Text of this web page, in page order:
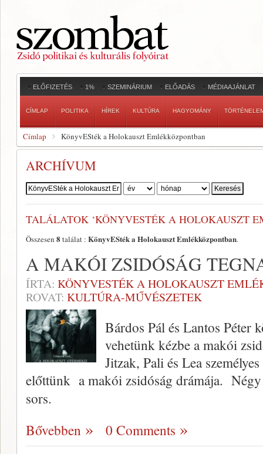
ELŐFIZETÉS 1% SZEMINÁRIUM ELŐADÁS MÉDIAAJÁNLAT
CÍMLAP POLITIKA HÍREK KULTÚRA HAGYOMÁNY
Címlap KönyvESték a Holokauszt Emlékközpontban
ARCHÍVUM
Szerző:
TALÁLATOK ‘KÖNYVESTÉK A HOLOKAUSZT
Összesen 8 találat : KönyvESték a Holokauszt Emlékközpontban.
A MAKÓI ZSIDÓSÁG
ÍRTA: KÖNYVESTÉK A HOLOKAUSZT
ROVAT: KULTÚRA-MŰVÉSZETEK
Bárdos Pál és Lantos Péter
vehetünk kézbe a makói
Jitzak, Pali és Lea
előttünk a makói zsidóság drámája.
sors.
Bővebben
0 Comments